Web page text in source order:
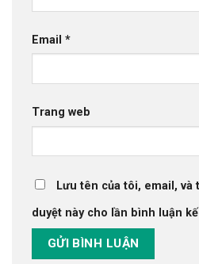
Email *
Trang web
Lưu tên của tôi, email,
duyệt này cho lần bình luận